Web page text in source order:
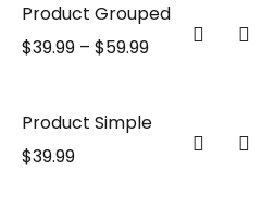
Product Grouped
$39.99 – $59.99
Product Simple
$39.99